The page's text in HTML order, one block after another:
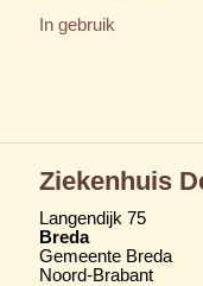
In gebruik
Ziekenhuis
Langendijk 75
Breda
Gemeente Breda
Noord-Brabant